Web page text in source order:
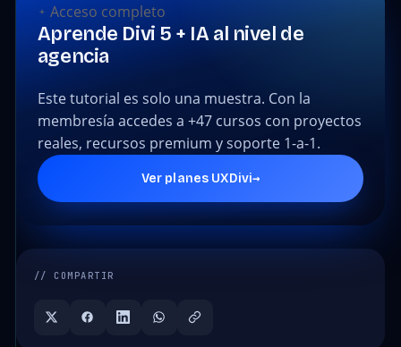
Acceso completo
Aprende Divi 5 + IA al nivel de
agencia
Este tutorial es solo una muestra. Con la
membresía accedes a +47 cursos con proyectos
reales, recursos premium y soporte 1-a-1.
Ver planes UXDivi→
// COMPARTIR